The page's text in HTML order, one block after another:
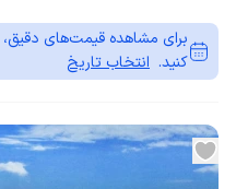
برای مشاهده قیمت‌های دقیق،
کنید. انتخاب تاریخ